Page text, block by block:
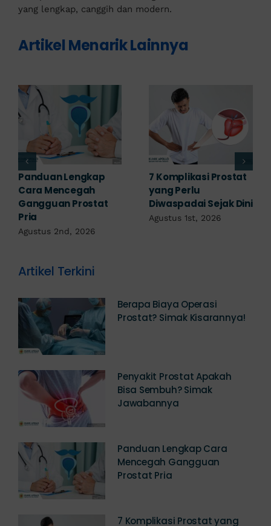
yang lengkap, canggih dan modern.
Artikel Menarik Lainnya
Obat Penyakit
Prostat: Pilihan
Terapi Sesuai
Diagnosis
Juli 23rd, 2026
Penyakit Prostat Bisa
Sembuh? Ini
Penjelasannya
Juli 22nd, 2026
Artikel Terkini
Berapa Biaya Operasi
Prostat? Simak Kisarannya!
Penyakit Prostat Apakah
Bisa Sembuh? Simak
Jawabannya
Panduan Lengkap Cara
Mencegah Gangguan
Prostat Pria
7 Komplikasi Prostat yang